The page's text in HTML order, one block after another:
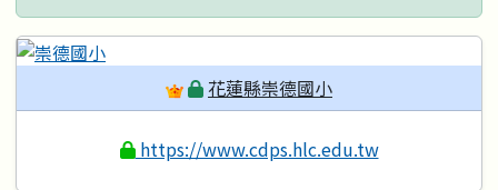
花蓮縣崇德國小
https://www.cdps.hlc.edu.tw